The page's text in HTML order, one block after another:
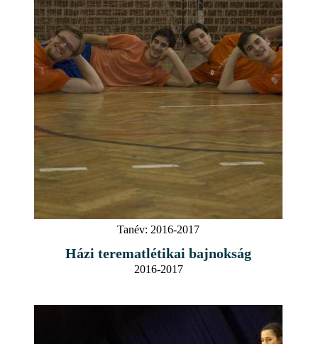
Tanév: 2016-2017
Házi terematlétikai bajnokság
2016-2017